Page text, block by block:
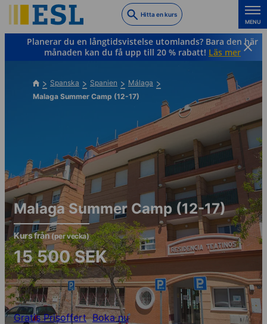
to
main
content
Hitta en kurs
MENU
Planerar du en långtidsvistelse utomlands? Bara den här
månaden kan du få upp till 20 % rabatt! Läs mer
Spanska Spanien
Málaga
Malaga Summer Camp (12-17)
Malaga Summer Camp (12-17)
Kurs från(per vecka)
15 500SEK
Gratis Prisoffert Boka nu